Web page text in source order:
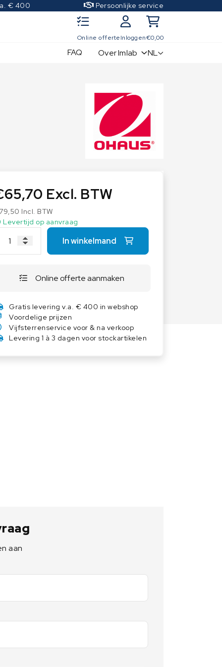
€ 400 Persoonlijke service
Online offerteInloggen€0,00
Kwaliteitscontrole sets
OIML Klasse M2
OIML Klasse M3
Overige weegschalen
Dierenweegschalen
Industrie 4.0
Veerweegschalen
Weegcellen
Winkelweegschalen
FAQ Over Imlab NL
65,70 Excl. BTW
79,50 Incl. BTW
Levertijd op aanvraag
In winkelmand
Online offerte aanmaken
Gratis levering v.a. € 400 in webshop
Voordelige prijzen
Vijfsterrenservice voor & na verkoop
Levering 1 à 3 dagen voor stockartikelen
aan